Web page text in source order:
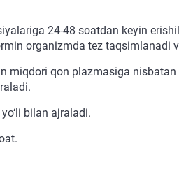
24-48 soatdan keyin
organizmda tez taqsimlanadi
qon plazmasiga
bilan ajraladi.